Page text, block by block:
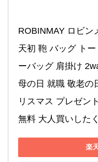
ROBINMAY ロビン
天初 鞄 バッグ ト
ーバッグ 肩掛け
母の日 就職 敬老の
リスマス プレゼン
無料 大人買いした
楽